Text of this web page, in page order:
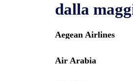
dalla
Aegean Airlines
Air Arabia